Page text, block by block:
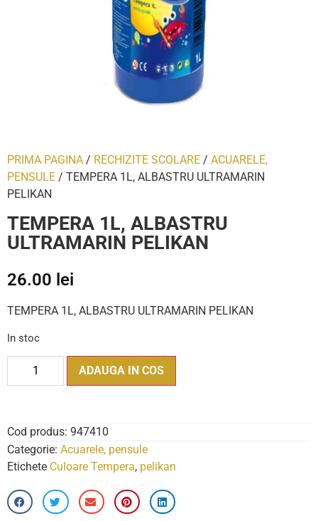
PRIMA PAGINA / RECHIZITE SCOLARE / ACUARELE,
PENSULE / TEMPERA 1L, ALBASTRU ULTRAMARIN
PELIKAN
TEMPERA 1L, ALBASTRU
ULTRAMARIN PELIKAN
26.00 lei
TEMPERA 1L, ALBASTRU ULTRAMARIN PELIKAN
In stoc
ADAUGA IN COS
Cod produs: 947410
Categorie: Acuarele, pensule
Etichete Culoare Tempera, pelikan